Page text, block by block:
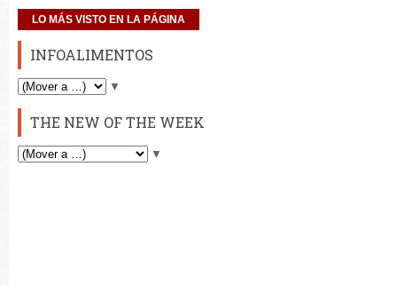
LO MÁS VISTO EN LA PÁGINA
INFOALIMENTOS
▼
THE NEW OF THE WEEK
▼